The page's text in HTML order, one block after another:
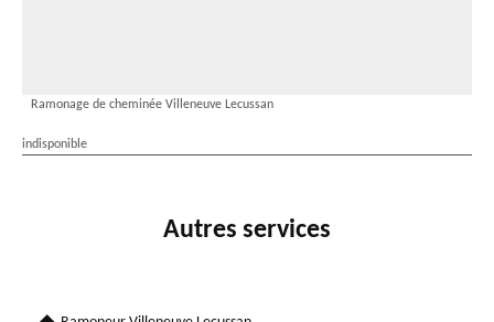
Ramonage de cheminée Villeneuve Lecussan
indisponible
Autres services